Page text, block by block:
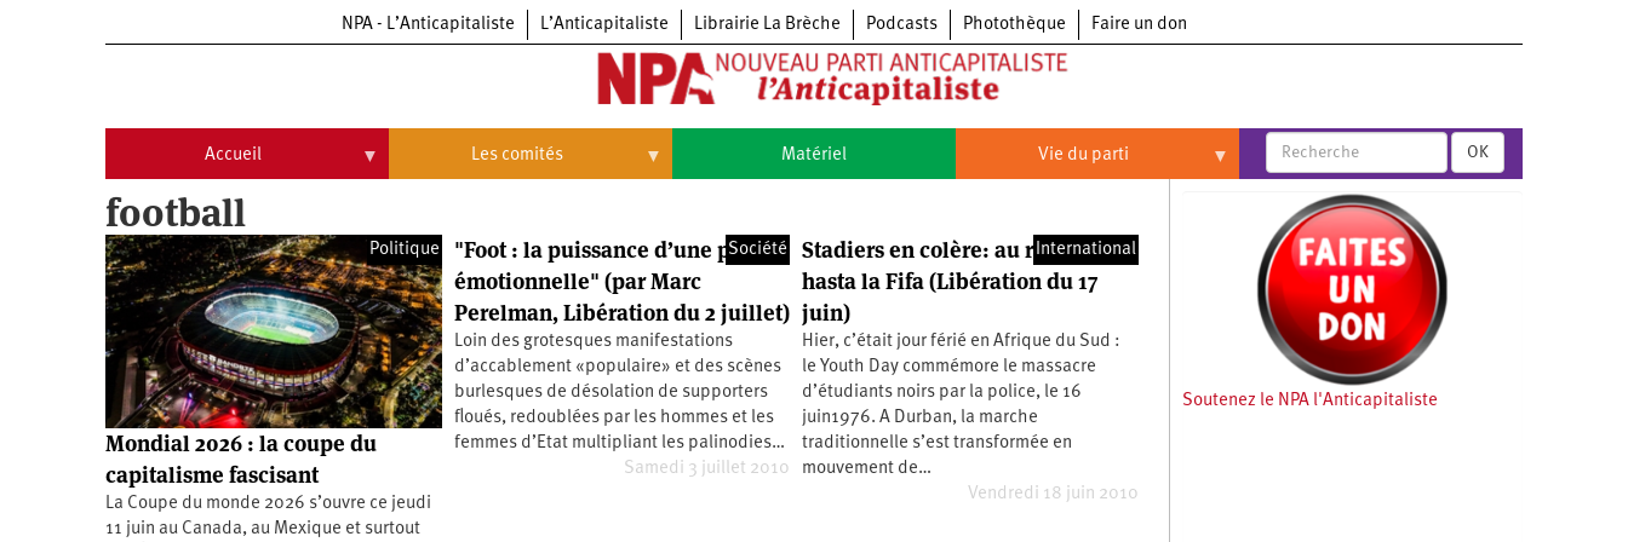
NPA - L’Anticapitaliste L’Anticapitaliste Librairie La Brèche Podcasts Photothèque Faire un don
Accueil
Accueil
Communiqués
Université
d’été
Université
d’été
Université
d’été
2009
d’été
2010
Université
d’été
Vidéos
Les comités
Commissions
Qui
sommes-
nous
?
Matériel Vie du parti
parti
Congrès
du
NPA
NPA
6e
congrès
5e
congrès
du
NPA
Statuts
du
parti
Textes
du
Conseil
national
OK
football
Politique
Mondial 2026 : la coupe du
capitalisme fascisant
La Coupe du monde 2026 s’ouvre ce jeudi
11 juin au Canada, au Mexique et surtout
Société
"Foot : la puissance d’une peste
émotionnelle" (par Marc
Perelman, Libération du 2 juillet)
Loin des grotesques manifestations
d’accablement «populaire» et des scènes
burlesques de désolation de supporters
floués, redoublées par les hommes et les
femmes d’Etat multipliant les palinodies…
Samedi 3 juillet 2010
International
Stadiers en colère: au revoir et
hasta la Fifa (Libération du 17
juin)
Hier, c’était jour férié en Afrique du Sud :
le Youth Day commémore le massacre
d’étudiants noirs par la police, le 16
juin1976. A Durban, la marche
traditionnelle s’est transformée en
mouvement de…
Vendredi 18 juin 2010
Soutenez le NPA l'Anticapitaliste